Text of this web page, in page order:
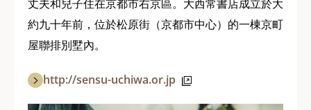
丈夫和兒子住在京都市右京區。大西常書店成立於大
約九十年前，位於松原街（京都市中心）的一棟京町
屋聯排別墅內。
http://sensu-uchiwa.or.jp